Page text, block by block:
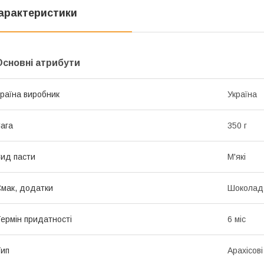
атрибути
виробник Україна
350 г
пасти М'які
додатки Шоколад
придатності 6 міс